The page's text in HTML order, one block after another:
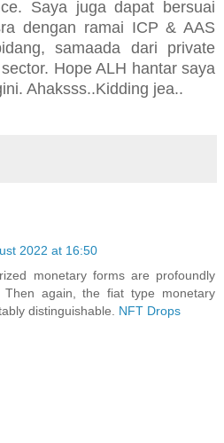
Saya juga dapat bersuai
dengan ramai ICP & AAS
samaada dari private
Hope ALH hantar saya
Ahaksss..Kidding jea..
2022 at 16:50
monetary forms are profoundly
again, the fiat type monetary
distinguishable. NFT Drops